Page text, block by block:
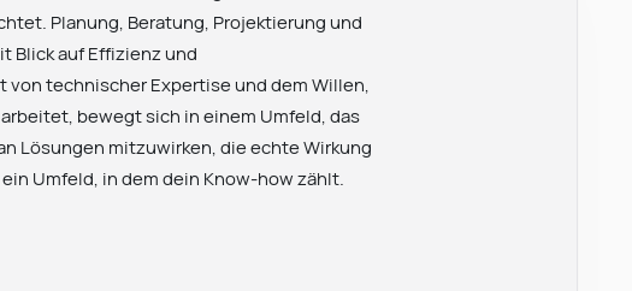
Planung, Beratung, Projektierung und
Blick auf Effizienz und
technischer Expertise und dem Willen,
bewegt sich in einem Umfeld, das
Lösungen mitzuwirken, die echte Wirkung
Umfeld, in dem dein Know-how zählt.